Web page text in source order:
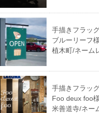
手描きフラッ
ブルーリーフ
植木町/ネーム
手描きフラッ
Foo deux foo
米善道寺/ネー